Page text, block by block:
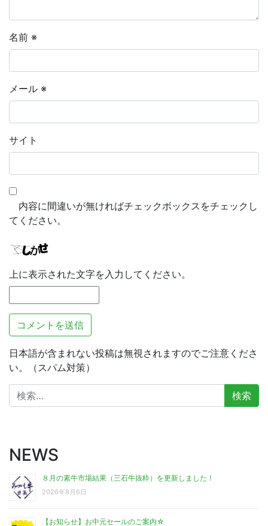
名前 ※
メール ※
サイト
内容に間違いが無ければチェックボックスをチェックし
てください。
上に表示された文字を入力してください。
日本語が含まれない投稿は無視されますのでご注意くださ
い。（スパム対策）
検
索:
NEWS
８月の素牛市場結果（三石牛抜粋）を更新しました！
2026年8月6日
【お知らせ】お中元セールのご案内☆